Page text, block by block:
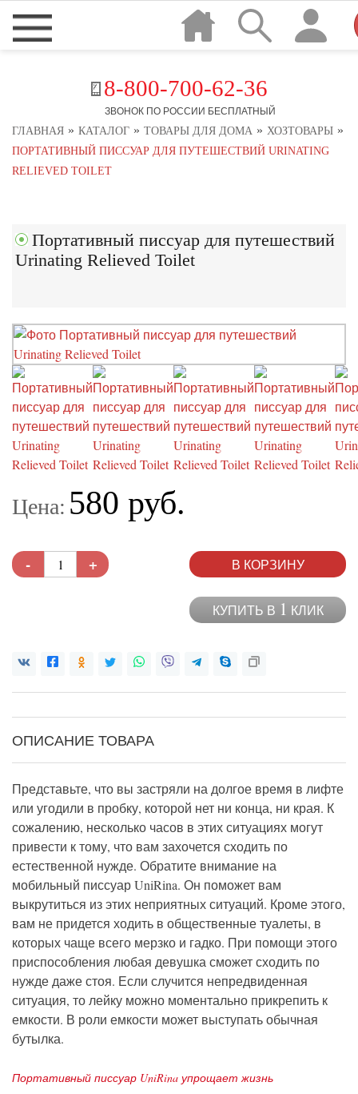
8-800-700-62-36
ЗВОНОК ПО РОССИИ БЕСПЛАТНЫЙ
ГЛАВНАЯ » КАТАЛОГ » ТОВАРЫ ДЛЯ ДОМА » ХОЗТОВАРЫ »
ПОРТАТИВНЫЙ ПИССУАР ДЛЯ ПУТЕШЕСТВИЙ URINATING
RELIEVED TOILET
Портативный писсуар для путешествий
Urinating Relieved Toilet
Цена: 580 руб.
- + В КОРЗИНУ
КУПИТЬ В 1 КЛИК
ОПИСАНИЕ ТОВАРА
Представьте, что вы застряли на долгое время в лифте
или угодили в пробку, которой нет ни конца, ни края. К
сожалению, несколько часов в этих ситуациях могут
привести к тому, что вам захочется сходить по
естественной нужде. Обратите внимание на
мобильный писсуар UniRina. Он поможет вам
выкрутиться из этих неприятных ситуаций. Кроме этого,
вам не придется ходить в общественные туалеты, в
которых чаще всего мерзко и гадко. При помощи этого
приспособления любая девушка сможет сходить по
нужде даже стоя. Если случится непредвиденная
ситуация, то лейку можно моментально прикрепить к
емкости. В роли емкости может выступать обычная
бутылка.
Портативный писсуар UniRina упрощает жизнь